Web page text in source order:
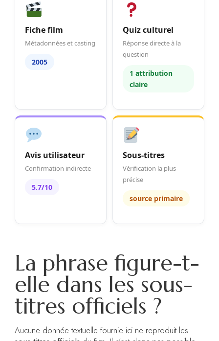
Fiche film
Métadonnées et casting
2005
Quiz culturel
Réponse directe à la
question
1 attribution
claire
Avis utilisateur
Confirmation indirecte
5.7/10
Sous-titres
Vérification la plus
précise
source primaire
La phrase figure-t-
elle dans les sous-
titres officiels ?
Aucune donnée textuelle fournie ici ne reproduit les